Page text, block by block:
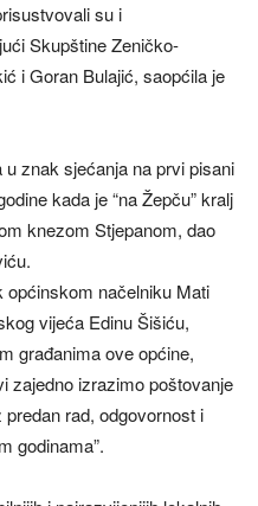
su i
Skupštine Zeničko-
i Goran Bulajić, saopćila je
znak sjećanja na prvi pisani
kada je “na Žepču” kralj
knezom Stjepanom, dao
općinskom načelniku Mati
vijeća Edinu Šišiću,
građanima ove općine,
zajedno izrazimo poštovanje
rad, odgovornost i
godinama”.